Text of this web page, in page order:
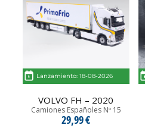
Lanzamiento: 18-08-2026
VOLVO FH – 2020
Camiones Españoles Nº 15
29,99 €